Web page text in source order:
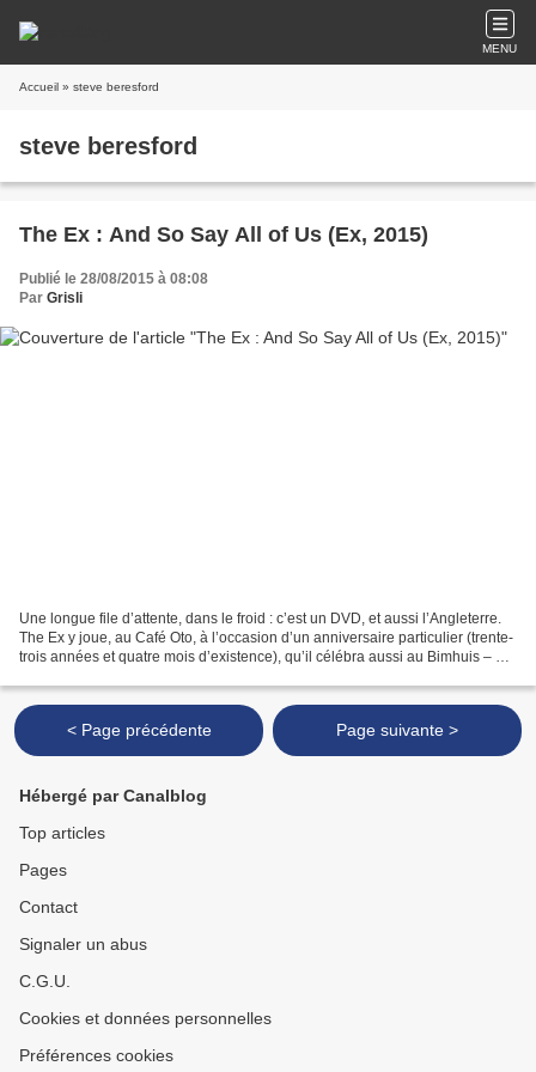
MENU
Accueil » steve beresford
steve beresford
The Ex : And So Say All of Us (Ex, 2015)
Publié le 28/08/2015 à 08:08
Par Grisli
Une longue file d’attente, dans le froid : c’est un DVD, et aussi l’Angleterre.
The Ex y joue, au Café Oto, à l’occasion d’un anniversaire particulier (trente-
trois années et quatre mois d’existence), qu’il célébra aussi au Bimhuis – un
< Page précédente Page suivante >
Hébergé par Canalblog
Top articles
Pages
Contact
Signaler un abus
C.G.U.
Cookies et données personnelles
Préférences cookies